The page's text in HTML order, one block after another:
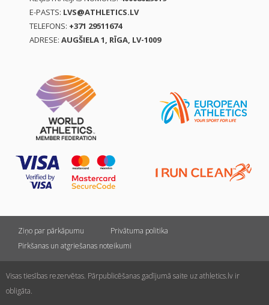
E-PASTS: LVS@ATHLETICS.LV
TELEFONS: +371 29511674
ADRESE: AUGŠIELA 1, RĪGA, LV-1009
Ziņo par pārkāpumu
Privātuma politika
Pirkšanas un atgriešanas noteikumi
Visas tiesības rezervētas. Pārpublicēšanas gadījumā saite uz athletics.lv ir
obligāta.